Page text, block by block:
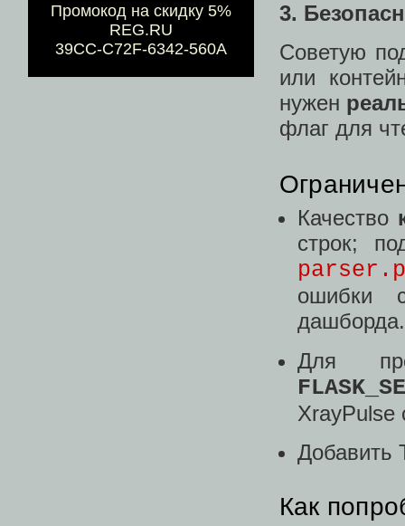
Промокод на скидку 5%
REG.RU
39CC-C72F-6342-560A
3.
Советую
или
нужен
флаг для
Качество
строк;
ошибки
дашборда.
Для
XrayPulse
Добавить
Как